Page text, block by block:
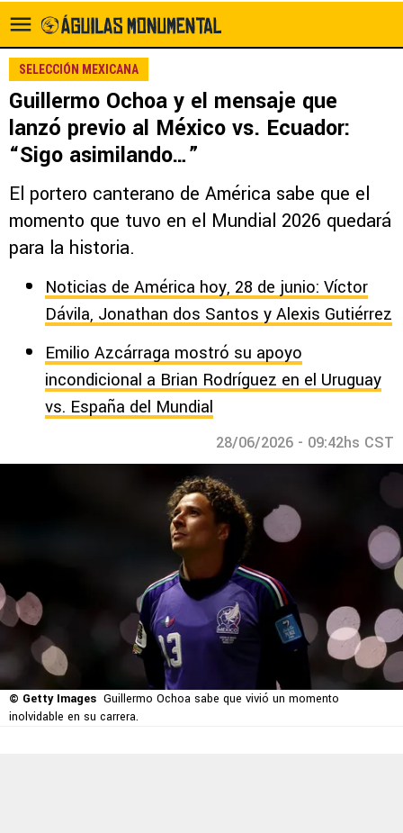
SELECCIÓN MEXICANA
Guillermo Ochoa y el mensaje que
lanzó previo al México vs. Ecuador:
“Sigo asimilando…”
El portero canterano de América sabe que el
momento que tuvo en el Mundial 2026 quedará
para la historia.
Noticias de América hoy, 28 de junio: Víctor
Dávila, Jonathan dos Santos y Alexis Gutiérrez
Emilio Azcárraga mostró su apoyo
incondicional a Brian Rodríguez en el Uruguay
vs. España del Mundial
28/06/2026 - 09:42hs CST
© Getty Images Guillermo Ochoa sabe que vivió un momento
inolvidable en su carrera.